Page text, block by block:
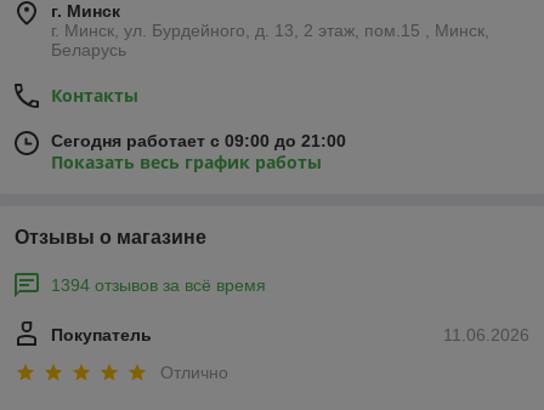
г. Минск
г. Минск, ул. Бурдейного, д. 13, 2 этаж, пом.15 , Минск,
Беларусь
Контакты
Сегодня работает с 09:00 до 21:00
Показать весь график работы
Отзывы о магазине
1394 отзывов за всё время
11.06.2026
Покупатель
Отлично